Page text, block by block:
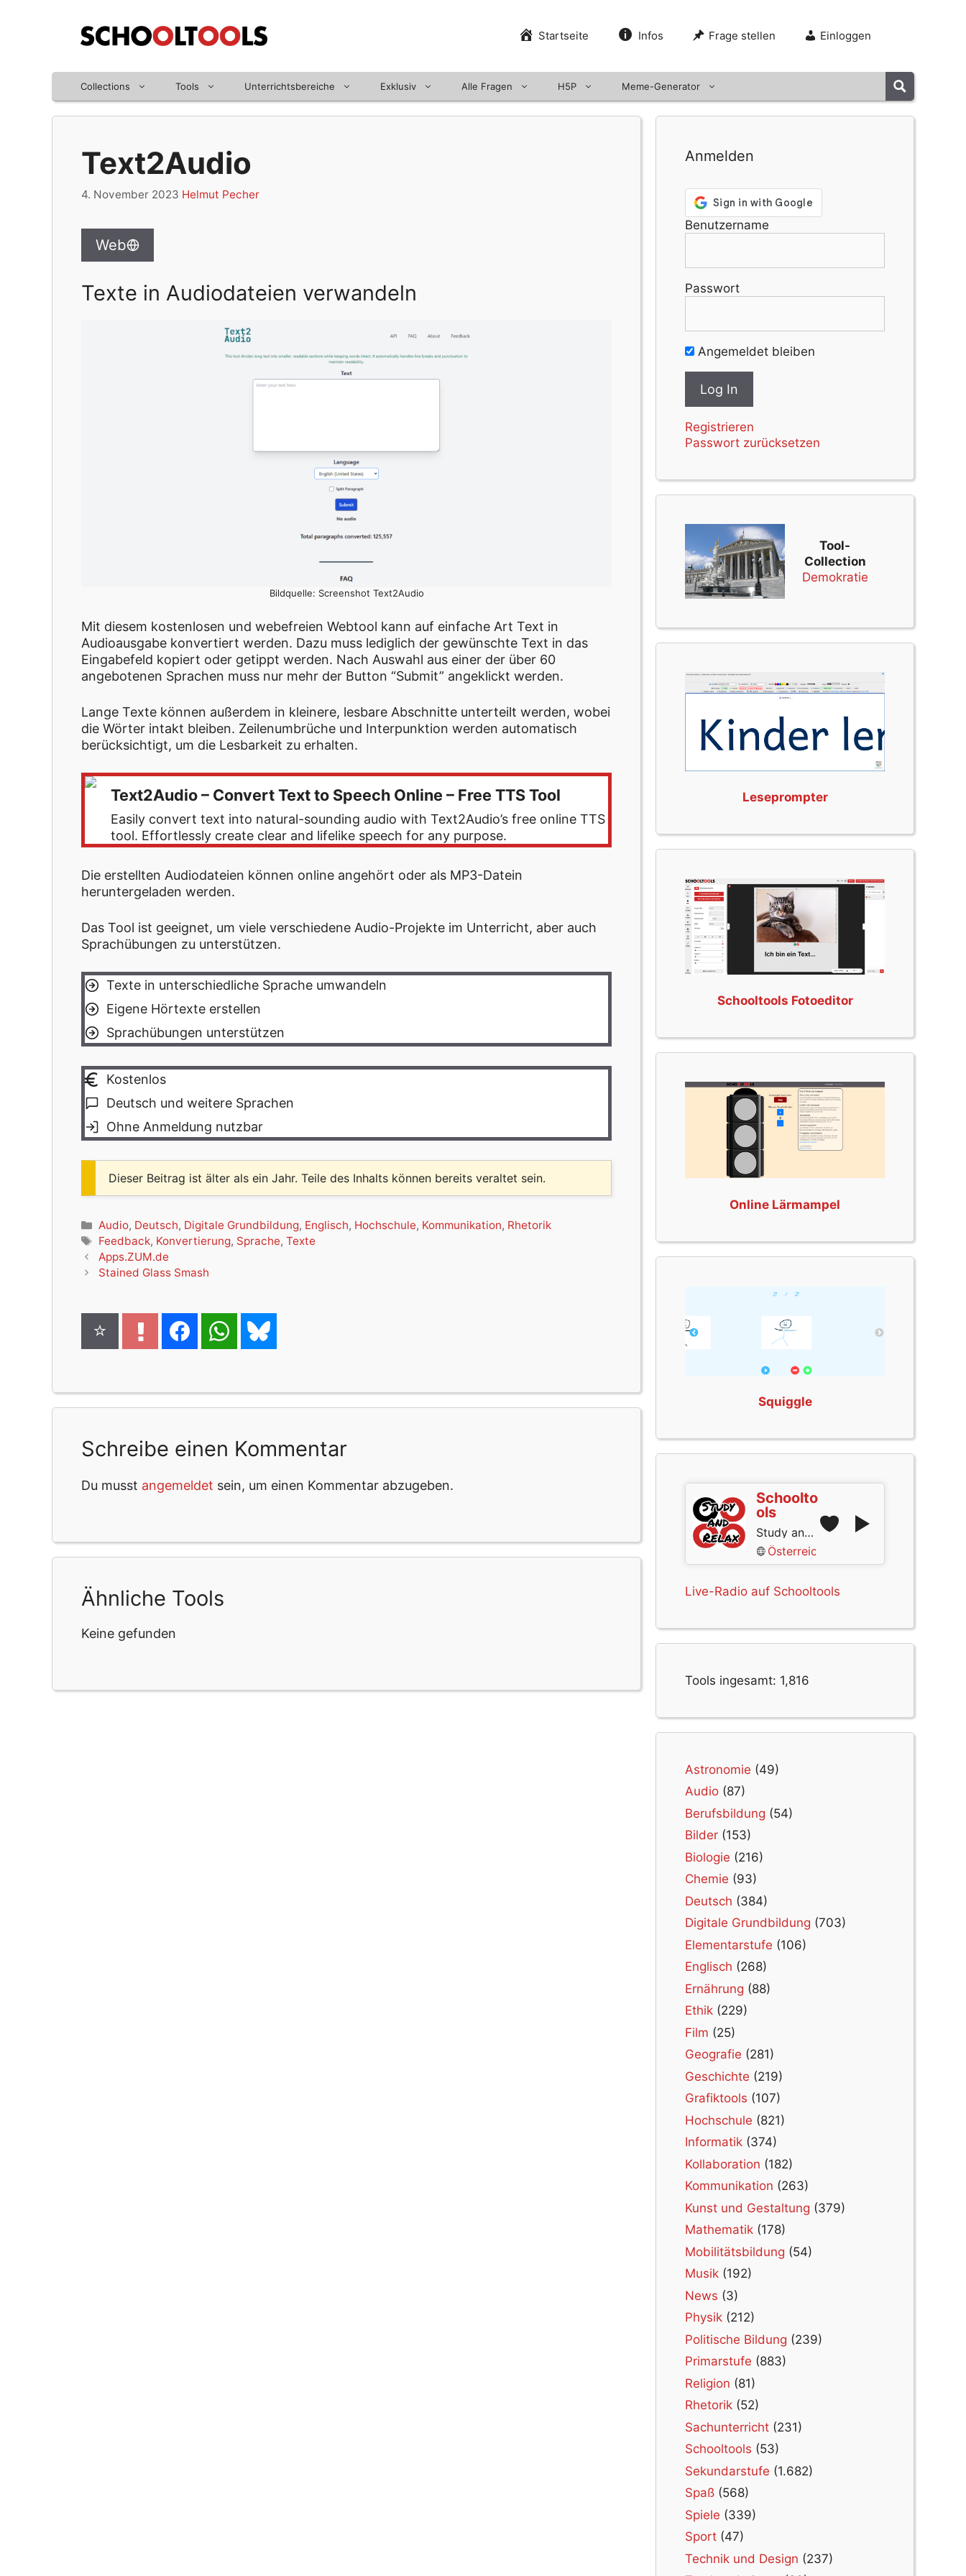
Startseite Infos Frage stellen Einloggen
Collections Tools Unterrichtsbereiche Exklusiv Alle Fragen H5P Meme-Generator
Text2Audio
4. November 2023 Helmut Pecher
Web
Texte in Audiodateien verwandeln
Bildquelle: Screenshot Text2Audio
Mit diesem kostenlosen und webefreien Webtool kann auf einfache Art Text in
Audioausgabe konvertiert werden. Dazu muss lediglich der gewünschte Text in das
Eingabefeld kopiert oder getippt werden. Nach Auswahl aus einer der über 60
angebotenen Sprachen muss nur mehr der Button “Submit” angeklickt werden.
Lange Texte können außerdem in kleinere, lesbare Abschnitte unterteilt werden, wobei
die Wörter intakt bleiben. Zeilenumbrüche und Interpunktion werden automatisch
berücksichtigt, um die Lesbarkeit zu erhalten.
Text2Audio – Convert Text to Speech Online – Free TTS Tool
Easily convert text into natural-sounding audio with Text2Audio’s free online TTS
tool. Effortlessly create clear and lifelike speech for any purpose.
Die erstellten Audiodateien können online angehört oder als MP3-Datein
heruntergeladen werden.
Das Tool ist geeignet, um viele verschiedene Audio-Projekte im Unterricht, aber auch
Sprachübungen zu unterstützen.
Texte in unterschiedliche Sprache umwandeln
Eigene Hörtexte erstellen
Sprachübungen unterstützen
Kostenlos
Deutsch und weitere Sprachen
Ohne Anmeldung nutzbar
Dieser Beitrag ist älter als ein Jahr. Teile des Inhalts können bereits veraltet sein.
Kategorien
Audio, Deutsch, Digitale Grundbildung, Englisch, Hochschule, Kommunikation, Rhetorik
Schlagwörter
Feedback, Konvertierung, Sprache,Texte
Apps.ZUM.de
Stained Glass Smash
Schreibe einen Kommentar
Du musst angemeldet sein, um einen Kommentar abzugeben.
Ähnliche Tools
Keine gefunden
Anmelden
Benutzername
Passwort
Angemeldet bleiben
Registrieren
Passwort zurücksetzen
Tool-
Collection
Demokratie
Leseprompter
Schooltools Fotoeditor
Online Lärmampel
Squiggle
Schoolto
ols
Study and Relax
Österreich
Live-Radio auf Schooltools
Tools ingesamt: 1,816
Astronomie (49)
Audio (87)
Berufsbildung (54)
Bilder (153)
Biologie (216)
Chemie (93)
Deutsch (384)
Digitale Grundbildung (703)
Elementarstufe (106)
Englisch (268)
Ernährung (88)
Ethik (229)
Film (25)
Geografie (281)
Geschichte (219)
Grafiktools (107)
Hochschule (821)
Informatik (374)
Kollaboration (182)
Kommunikation (263)
Kunst und Gestaltung (379)
Mathematik (178)
Mobilitätsbildung (54)
Musik (192)
News (3)
Physik (212)
Politische Bildung (239)
Primarstufe (883)
Religion (81)
Rhetorik (52)
Sachunterricht (231)
Schooltools (53)
Sekundarstufe (1.682)
Spaß (568)
Spiele (339)
Sport (47)
Technik und Design (237)